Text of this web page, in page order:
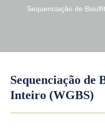
Sequenciação de
Sequenciação de
Inteiro (WGBS)